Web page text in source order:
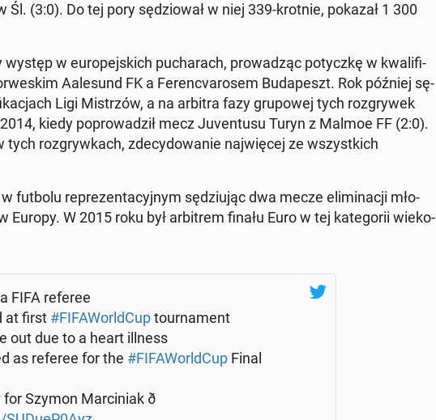
Śl. (3:0). Do tej pory sę­dzio­wał w niej 339-krotnie, pokazał 1 300
występ w eu­ro­pej­skich pu­cha­rach, pro­wa­dząc po­tycz­kę w kwa­li­fi­
Aale­sund FK a Fe­ren­cva­ro­sem Bu­da­peszt. Rok później sę­
Ligi Mi­strzów, a na arbitra fazy gru­po­wej tych roz­gry­wek
kiedy po­pro­wa­dził mecz Ju­ven­tu­su Turyn z Malmoe FF (2:0).
tych roz­gryw­kach, zde­cy­do­wa­nie naj­wię­cej ze wszyst­kich
futbolu re­pre­zen­ta­cyj­nym sę­dziu­jąc dwa mecze eli­mi­na­cji mło­
W 2015 roku był ar­bi­trem finału Euro w tej ka­te­go­rii wie­ko­
FIFA referee
at first #FI­FA­World­Cupto­ur­na­ment
out due to a heart illness
as referee for the #FI­FA­World­CupFinal
Szymon Mar­ci­niak ð